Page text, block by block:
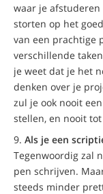
waar je afstuderen
storten op het
van een prachtige
verschillende
je weet dat je het
denken over je
zul je ook nooit
stellen, en nooit
Als je een
Tegenwoordig zal
pen schrijven.
steeds minder